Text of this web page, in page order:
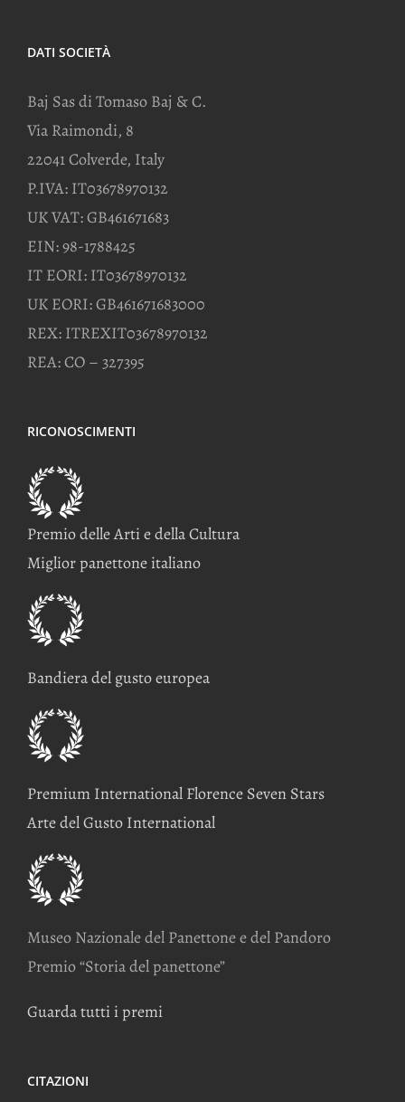
DATI SOCIETÀ
Baj Sas di Tomaso Baj & C.
Via Raimondi, 8
22041 Colverde, Italy
P.IVA: IT03678970132
UK VAT: GB461671683
EIN: 98-1788425
IT EORI: IT03678970132
UK EORI: GB461671683000
REX: ITREXIT03678970132
REA: CO – 327395
RICONOSCIMENTI
Premio delle Arti e della Cultura
Miglior panettone italiano
Bandiera del gusto europea
Premium International Florence Seven Stars
Arte del Gusto International
Museo Nazionale del Panettone e del Pandoro
Premio “Storia del panettone”
Guarda tutti i premi
CITAZIONI